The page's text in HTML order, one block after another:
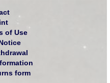
of Use
form